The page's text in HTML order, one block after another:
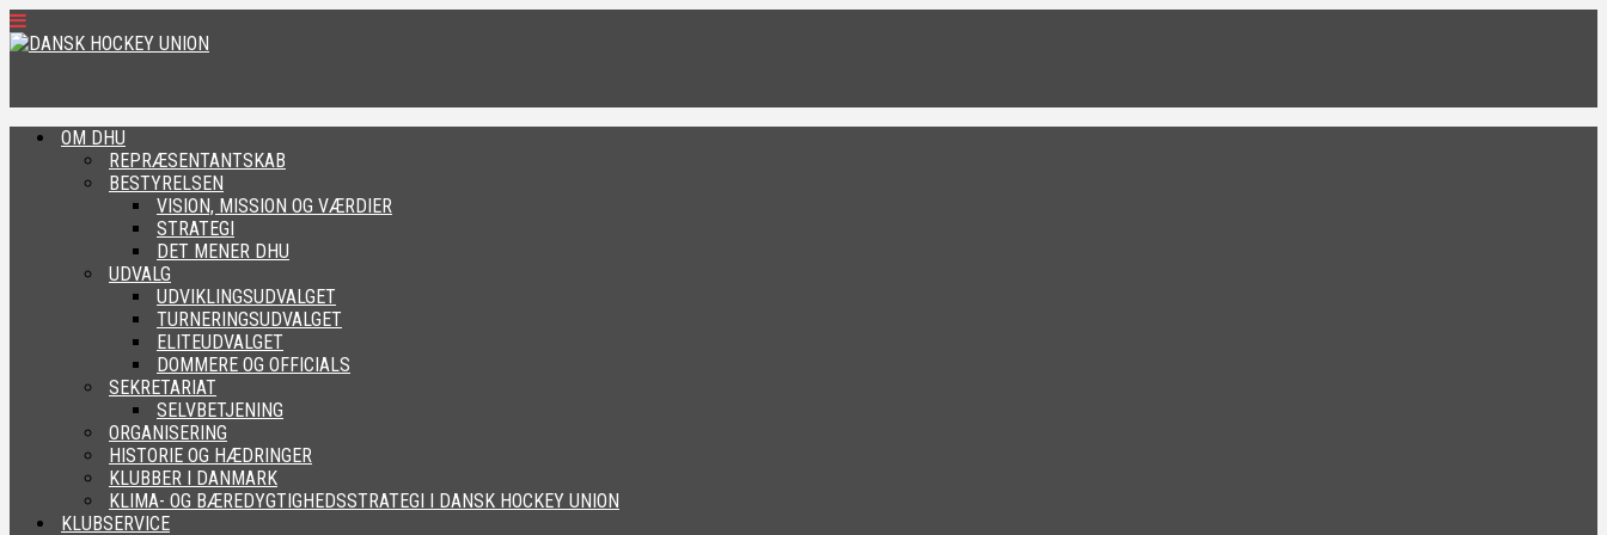
OM DHU
REPRÆSENTANTSKAB
BESTYRELSEN
VISION, MISSION OG VÆRDIER
STRATEGI
DET MENER DHU
UDVALG
UDVIKLINGSUDVALGET
TURNERINGSUDVALGET
ELITEUDVALGET
DOMMERE OG OFFICIALS
SEKRETARIAT
SELVBETJENING
ORGANISERING
HISTORIE OG HÆDRINGER
KLUBBER I DANMARK
KLIMA- OG BÆREDYGTIGHEDSSTRATEGI I DANSK HOCKEY UNION
KLUBSERVICE